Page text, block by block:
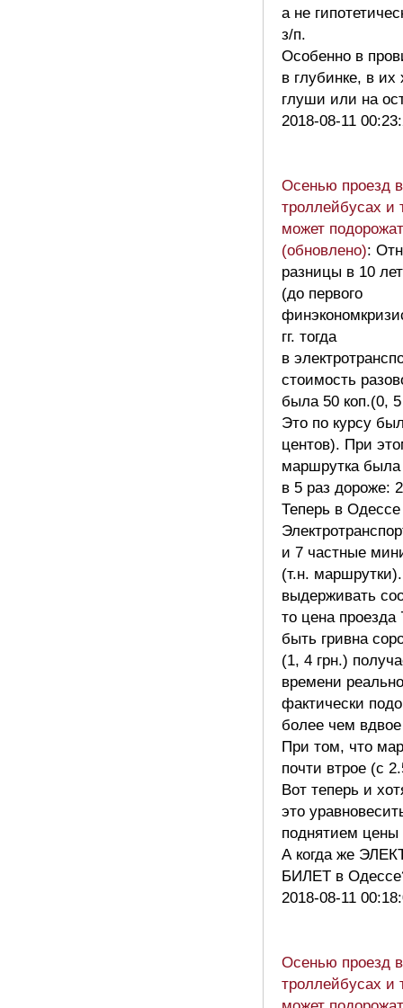
а не
з/п.
Особенно в
в глубинке, в их
глуши или на
2018-08-11
Осенью проезд
троллейбусах и
может
(обновлено):
разницы в 10
(до первого
гг. тогда
в
стоимость
была 50 коп.(0, 5
Это по курсу
центов). При
маршрутка была
в 5 раз дороже:
Теперь в Одессе
и 7 частные
(т.н.
выдерживать
то цена проезда
быть гривна
(1, 4 грн.)
времени
фактически
более чем
При том, что
почти втрое (с
Вот теперь и
это
поднятием цены
А когда же
БИЛЕТ в
2018-08-11
Осенью проезд
троллейбусах и